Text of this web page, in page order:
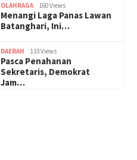
OLAHRAGA 160 Views
Menangi Laga Panas Lawan
Batanghari, Ini…
DAERAH 133 Views
Pasca Penahanan
Sekretaris, Demokrat
Jam…